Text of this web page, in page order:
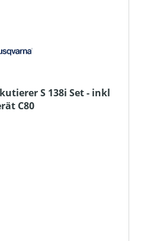
S 138i Set - inkl
C80